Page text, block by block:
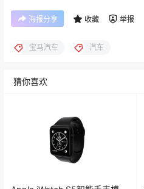
海报分享 收藏 举报
宝马汽车 汽车
猜你喜欢